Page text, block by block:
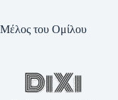
Μέλος του Ομίλου